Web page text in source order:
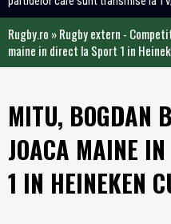
Rugby.ro »Rugby extern -
maine in direct la Sport 1 in
MITU, BOGDAN
JOACA MAINE
1 IN HEINEKEN